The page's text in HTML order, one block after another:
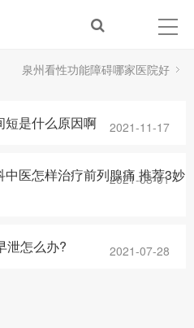
泉州看性功能障碍哪家医院好
短是什么原因啊 2021-11-17
中医怎样治疗前列腺痛 推荐3妙
2021-08-01
泄怎么办? 2021-07-28